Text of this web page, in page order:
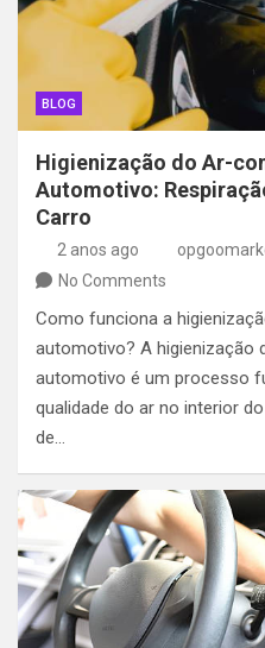
BLOG
Higienização do Ar-
Automotivo:
Carro
2 anos ago
No Comments
Como funciona a
automotivo? A higienização
automotivo é um processo
qualidade do ar no interior
de…